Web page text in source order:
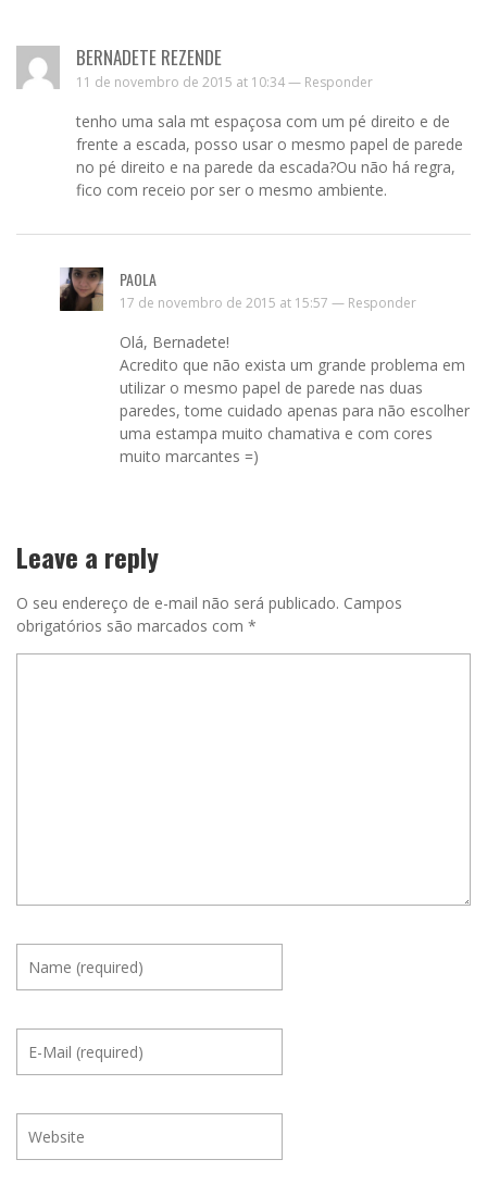
BERNADETE REZENDE
11 de novembro de 2015 at 10:34 — Responder
tenho uma sala mt espaçosa com um pé direito e de
frente a escada, posso usar o mesmo papel de parede
no pé direito e na parede da escada?Ou não há regra,
fico com receio por ser o mesmo ambiente.
PAOLA
17 de novembro de 2015 at 15:57 — Responder
Olá, Bernadete!
Acredito que não exista um grande problema em
utilizar o mesmo papel de parede nas duas
paredes, tome cuidado apenas para não escolher
uma estampa muito chamativa e com cores
muito marcantes =)
Leave a reply
O seu endereço de e-mail não será publicado. Campos
obrigatórios são marcados com *